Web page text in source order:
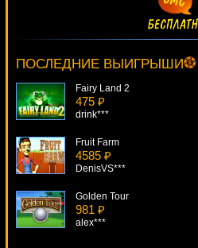
ПОСЛЕДНИЕ ВЫИГРЫШИ
verkhovod***
Fairy Land 2
475 ₽
drink***
Fruit Farm
4585 ₽
DenisVS***
Golden Tour
981 ₽
alex***